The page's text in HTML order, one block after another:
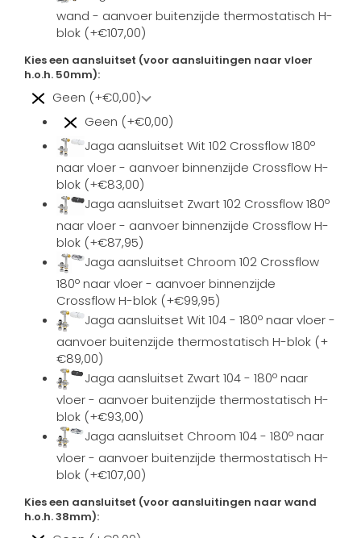
wand - aanvoer buitenzijde thermostatisch H-
blok (+€107,00)
Kies een aansluitset (voor aansluitingen naar vloer
h.o.h. 50mm):
Geen (+€0,00)
Geen (+€0,00)
Jaga aansluitset Wit 102 Crossflow 180º
naar vloer - aanvoer binnenzijde Crossflow H-
blok (+€83,00)
Jaga aansluitset Zwart 102 Crossflow 180º
naar vloer - aanvoer binnenzijde Crossflow H-
blok (+€87,95)
Jaga aansluitset Chroom 102 Crossflow
180º naar vloer - aanvoer binnenzijde
Crossflow H-blok (+€99,95)
Jaga aansluitset Wit 104 - 180º naar vloer -
aanvoer buitenzijde thermostatisch H-blok (+
€89,00)
Jaga aansluitset Zwart 104 - 180º naar
vloer - aanvoer buitenzijde thermostatisch H-
blok (+€93,00)
Jaga aansluitset Chroom 104 - 180º naar
vloer - aanvoer buitenzijde thermostatisch H-
blok (+€107,00)
Kies een aansluitset (voor aansluitingen naar wand
h.o.h. 38mm):